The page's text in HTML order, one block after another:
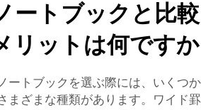
ートブックと比
リットは何ですか
ートブックを選ぶ際には、いくつ
まざまな種類があります。ワイド